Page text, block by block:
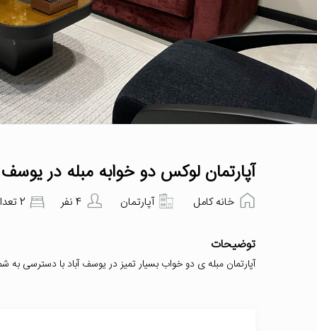
آپارتمان لوکس دو خوابه مبله در یوسف
خانه کامل آپارتمان 4 نفر 2 تعداد اتاق‌خواب
توضیحات
آپارتمان مبله ی دو خواب بسیار تمیز در یوسف آباد با دسترسی به